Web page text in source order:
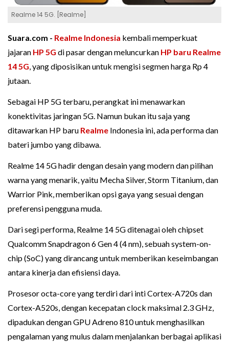
Realme 14 5G. [Realme]
Suara.com - Realme Indonesia kembali memperkuat
jajaran HP 5G di pasar dengan meluncurkan HP baru Realme
14 5G, yang diposisikan untuk mengisi segmen harga Rp 4
jutaan.
Sebagai HP 5G terbaru, perangkat ini menawarkan
konektivitas jaringan 5G. Namun bukan itu saja yang
ditawarkan HP baru Realme Indonesia ini, ada performa dan
bateri jumbo yang dibawa.
Realme 14 5G hadir dengan desain yang modern dan pilihan
warna yang menarik, yaitu Mecha Silver, Storm Titanium, dan
Warrior Pink, memberikan opsi gaya yang sesuai dengan
preferensi pengguna muda.
Dari segi performa, Realme 14 5G ditenagai oleh chipset
Qualcomm Snapdragon 6 Gen 4 (4 nm), sebuah system-on-
chip (SoC) yang dirancang untuk memberikan keseimbangan
antara kinerja dan efisiensi daya.
Prosesor octa-core yang terdiri dari inti Cortex-A720s dan
Cortex-A520s, dengan kecepatan clock maksimal 2.3 GHz,
dipadukan dengan GPU Adreno 810 untuk menghasilkan
pengalaman yang mulus dalam menjalankan berbagai aplikasi